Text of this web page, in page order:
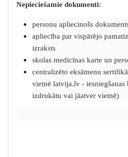
Nepieciešamie dokumenti:
personu apliecinošs
apliecība par vispārējo
izraksts
skolas medicīnas karte un
centralizēto eksāmenu
vietnē latvija.lv - iesniegšanas
izdrukātu vai jāatver vietnē)